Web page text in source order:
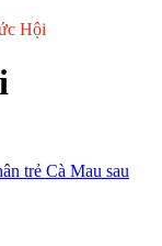
Hội
trẻ Cà Mau sau